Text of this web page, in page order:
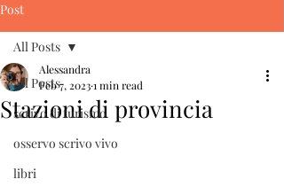
Post
All Posts
scrivo di turismo
osservo scrivo vivo
libri
All Posts
Stazioni di provincia
Alessandra
Feb 7, 20231 min read